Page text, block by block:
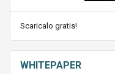
Scaricalo gratis!
WHITEPAPER